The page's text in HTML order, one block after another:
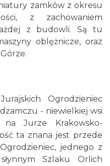
zamków z okresu
z zachowaniem
z budowli. Są tu
oblężnicze, oraz
Ogrodzieniec
- niewielkiej wsi
Jurze Krakowsko-
ta znana jest przede
jednego z
Szlaku Orlich